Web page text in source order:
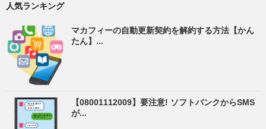
人気ランキング
マカフィーの自動更新契約を解約する方法【かん
たん】...
【08001112009】要注意! ソフトバンクからSMS
が...